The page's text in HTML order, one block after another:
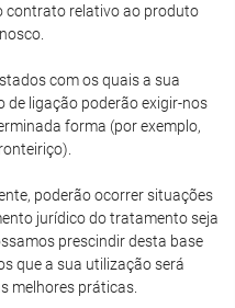
contrato relativo ao produto
com os quais a sua
de ligação poderão exigir-nos
forma (por exemplo,
poderão ocorrer situações
jurídico do tratamento seja
prescindir desta base
que a sua utilização será
melhores práticas.